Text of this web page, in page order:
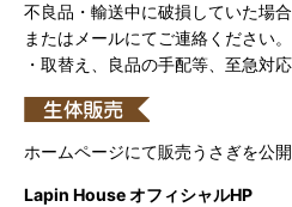
不良品・輸送中に破損していた場
またはメールにてご連絡ください。
・取替え、良品の手配等、至急対
ホームページにて販売うさぎを公開
Lapin House オフィシャルHP